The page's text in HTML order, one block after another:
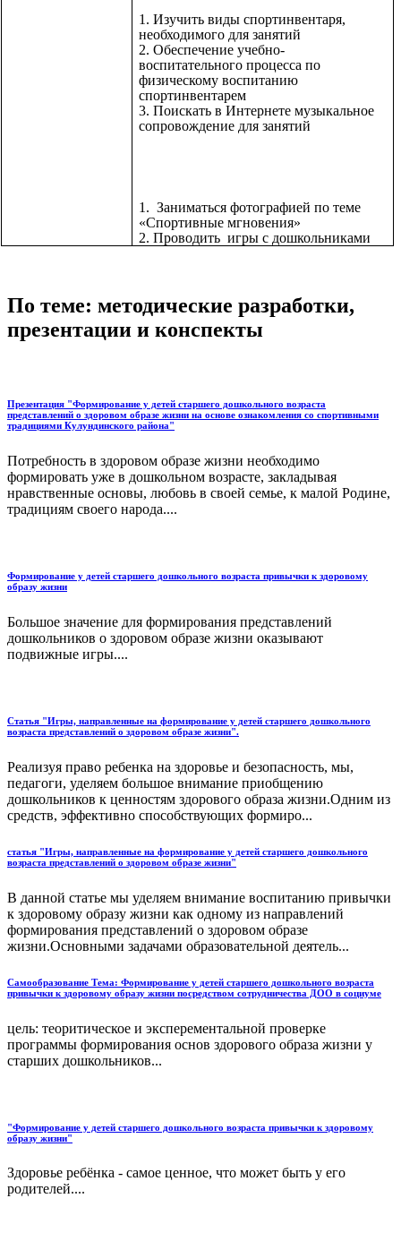
1. Изучить виды спортинвентаря,
необходимого для занятий
2. Обеспечение учебно-
воспитательного процесса по
физическому воспитанию
спортинвентарем
3. Поискать в Интернете музыкальное
сопровождение для занятий
1. Заниматься фотографией по теме
«Спортивные мгновения»
2. Проводить игры с дошкольниками
По теме: методические разработки,
презентации и конспекты
Презентация "Формирование у детей старшего дошкольного возраста
представлений о здоровом образе жизни на основе ознакомления со спортивными
традициями Кулундинского района"
Потребность в здоровом образе жизни необходимо
формировать уже в дошкольном возрасте, закладывая
нравственные основы, любовь в своей семье, к малой Родине,
традициям своего народа....
Формирование у детей старшего дошкольного возраста привычки к здоровому
образу жизни
Большое значение для формирования представлений
дошкольников о здоровом образе жизни оказывают
подвижные игры....
Статья "Игры, направленные на формирование у детей старшего дошкольного
возраста представлений о здоровом образе жизни".
Реализуя право ребенка на здоровье и безопасность, мы,
педагоги, уделяем большое внимание приобщению
дошкольников к ценностям здорового образа жизни.Одним из
средств, эффективно способствующих формиро...
статья "Игры, направленные на формирование у детей старшего дошкольного
возраста представлений о здоровом образе жизни"
В данной статье мы уделяем внимание воспитанию привычки
к здоровому образу жизни как одному из направлений
формирования представлений о здоровом образе
жизни.Основными задачами образовательной деятель...
Самообразование Тема: Формирование у детей старшего дошкольного возраста
привычки к здоровому образу жизни посредством сотрудничества ДОО в социуме
цель: теоритическое и эксперементальной проверке
программы формирования основ здорового образа жизни у
старших дошкольников...
"Формирование у детей старшего дошкольного возраста привычки к здоровому
образу жизни"
Здоровье ребёнка - самое ценное, что может быть у его
родителей....